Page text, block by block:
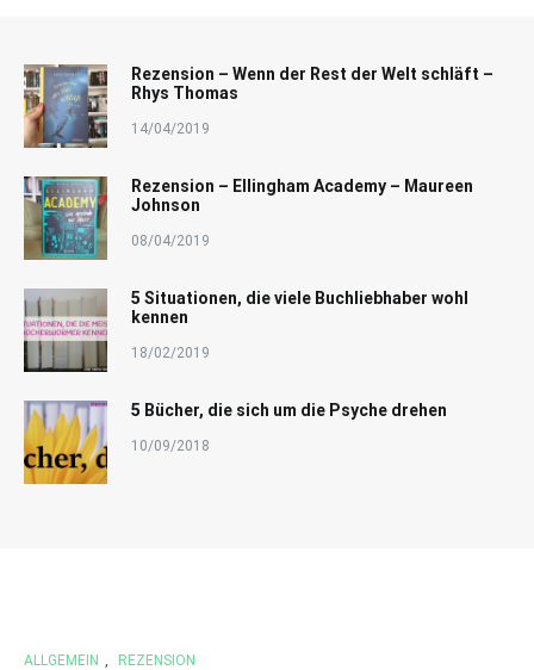
Rezension – Wenn der Rest der Welt schläft –
Rhys Thomas
14/04/2019
Rezension – Ellingham Academy – Maureen
Johnson
08/04/2019
5 Situationen, die viele Buchliebhaber wohl
kennen
18/02/2019
5 Bücher, die sich um die Psyche drehen
10/09/2018
ALLGEMEIN REZENSION